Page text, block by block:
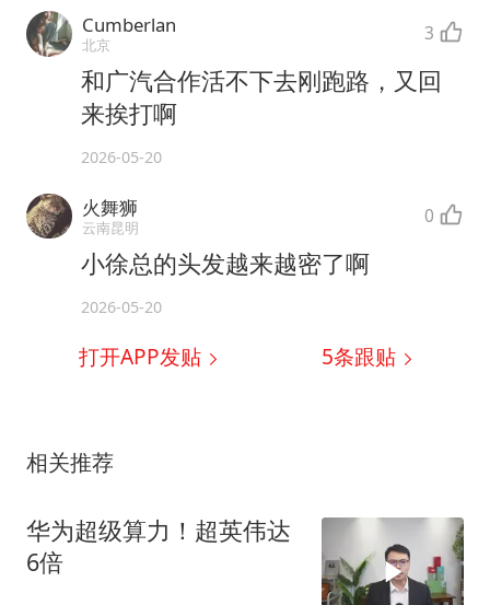
Cumberlan
北京 3
和广汽合作活不下去刚跑路，又回
来挨打啊
2026-05-20
火舞狮
云南昆明 0
小徐总的头发越来越密了啊
2026-05-20
打开APP发贴 5条跟贴
相关推荐
华为超级算力！超英伟达
6倍